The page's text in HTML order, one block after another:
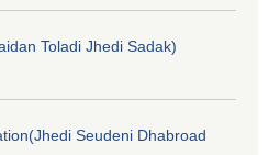
Toladi Jhedi Sadak)
Seudeni Dhabroad